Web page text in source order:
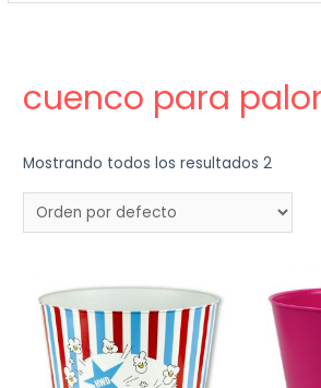
cuenco para
Mostrando todos los resultados 2